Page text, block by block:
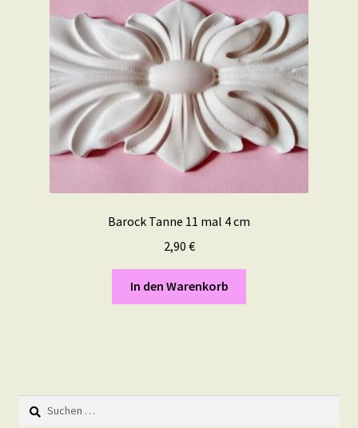
Barock Tanne 11 mal 4 cm
2,90 €
In den Warenkorb
Suchen
nach: